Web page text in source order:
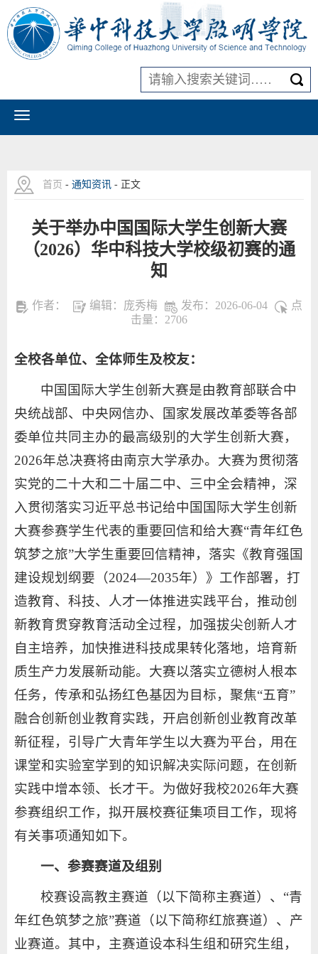
首页 - 通知资讯 - 正文
关于举办中国国际大学生创新大赛
（2026）华中科技大学校级初赛的通
知
作者： 编辑：庞秀梅 发布：2026-06-04
点
击量： 2706
全校各单位、全体师生及校友：
中国国际大学生创新大赛是由教育部联合中
央统战部、中央网信办、国家发展改革委等各部
委单位共同主办的最高级别的大学生创新大赛，
2026年总决赛将由南京大学承办。大赛为贯彻落
实党的二十大和二十届二中、三中全会精神，深
入贯彻落实习近平总书记给中国国际大学生创新
大赛参赛学生代表的重要回信和给大赛“青年红色
筑梦之旅”大学生重要回信精神，落实《教育强国
建设规划纲要（2024—2035年）》工作部署，打
造教育、科技、人才一体推进实践平台，推动创
新教育贯穿教育活动全过程，加强拔尖创新人才
自主培养，加快推进科技成果转化落地，培育新
质生产力发展新动能。大赛以落实立德树人根本
任务，传承和弘扬红色基因为目标，聚焦“五育”
融合创新创业教育实践，开启创新创业教育改革
新征程，引导广大青年学生以大赛为平台，用在
课堂和实验室学到的知识解决实际问题，在创新
实践中增本领、长才干。为做好我校2026年大赛
参赛组织工作，拟开展校赛征集项目工作，现将
有关事项通知如下。
一、参赛赛道及组别
校赛设高教主赛道（以下简称主赛道）、“青
年红色筑梦之旅”赛道（以下简称红旅赛道）、产
业赛道。其中，主赛道设本科生组和研究生组，